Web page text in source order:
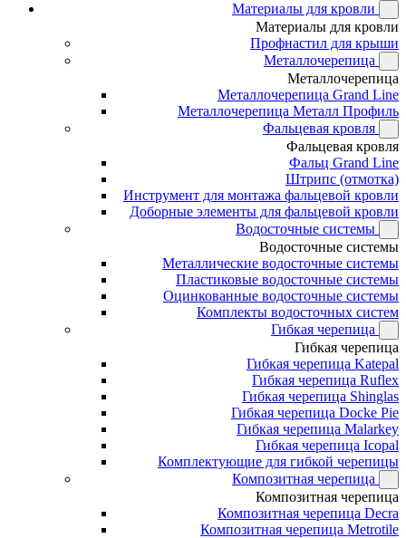
Материалы для кровли
Материалы для кровли
Профнастил для крыши
Металлочерепица
Металлочерепица
Металлочерепица Grand Line
Металлочерепица Металл Профиль
Фальцевая кровля
Фальцевая кровля
Фальц Grand Line
Штрипс (отмотка)
Инструмент для монтажа фальцевой кровли
Доборные элементы для фальцевой кровли
Водосточные системы
Водосточные системы
Металлические водосточные системы
Пластиковые водосточные системы
Оцинкованные водосточные системы
Комплекты водосточных систем
Гибкая черепица
Гибкая черепица
Гибкая черепица Katepal
Гибкая черепица Ruflex
Гибкая черепица Shinglas
Гибкая черепица Docke Pie
Гибкая черепица Malarkey
Гибкая черепица Icopal
Комплектующие для гибкой черепицы
Композитная черепица
Композитная черепица
Композитная черепица Decra
Композитная черепица Metrotile